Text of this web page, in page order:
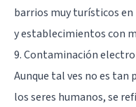
barrios muy turísticos
y establecimientos con
9. Contaminación
Aunque tal ves no es
los seres humanos, se